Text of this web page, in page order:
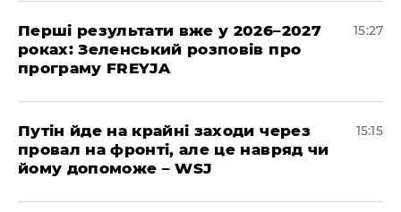
Перші результати вже у 2026–2027
роках: Зеленський розповів про
програму FREYJA
15:27
Путін йде на крайні заходи через
провал на фронті, але це навряд чи
йому допоможе – WSJ
15:15